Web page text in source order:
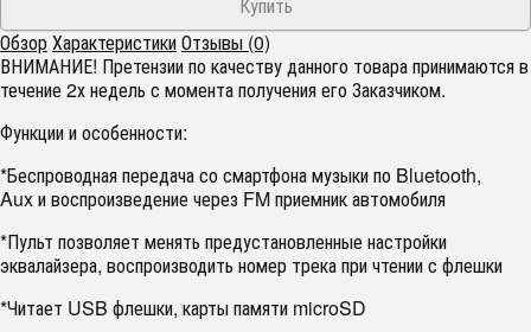
ОбзорХарактеристикиОтзывы (0)
ВНИМАНИЕ! Претензии по качеству данного товара принимаются в
течение 2х недель с момента получения его Заказчиком.
Функции и особенности:
*Беспроводная передача со смартфона музыки по Bluetooth,
Aux и воспроизведение через FM приемник автомобиля
*Пульт позволяет менять предустановленные настройки
эквалайзера, воспроизводить номер трека при чтении с флешки
*Читает USB флешки, карты памяти microSD